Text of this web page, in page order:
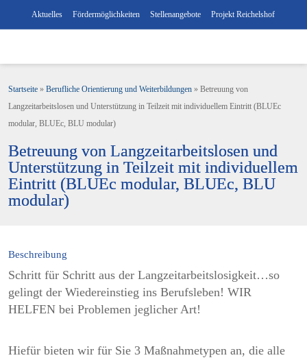
Aktuelles Fördermöglichkeiten Stellenangebote Projekt Reichelshof
Startseite » Berufliche Orientierung und Weiterbildungen » Betreuung von
Langzeitarbeitslosen und Unterstützung in Teilzeit mit individuellem Eintritt (BLUEc
modular, BLUEc, BLU modular)
Betreuung von Langzeitarbeitslosen und
Unterstützung in Teilzeit mit individuellem
Eintritt (BLUEc modular, BLUEc, BLU
modular)
Beschreibung
Schritt für Schritt aus der Langzeitarbeitslosigkeit…so
gelingt der Wiedereinstieg ins Berufsleben! WIR
HELFEN bei Problemen jeglicher Art!
Hiefür bieten wir für Sie 3 Maßnahmetypen an, die alle